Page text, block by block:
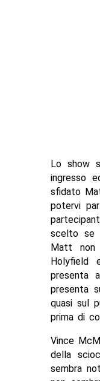
Lo show
ingresso
sfidato
potervi
scelto se
Matt non
Holyfield
presenta
presenta
quasi sul
prima di
Vince
della
sembra